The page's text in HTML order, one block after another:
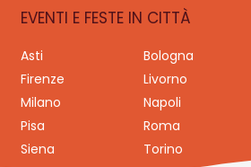
EVENTI E FESTE IN CITTÀ
Asti Bologna
Firenze
Livorno
Milano
Napoli
Pisa
Roma
Siena
Torino